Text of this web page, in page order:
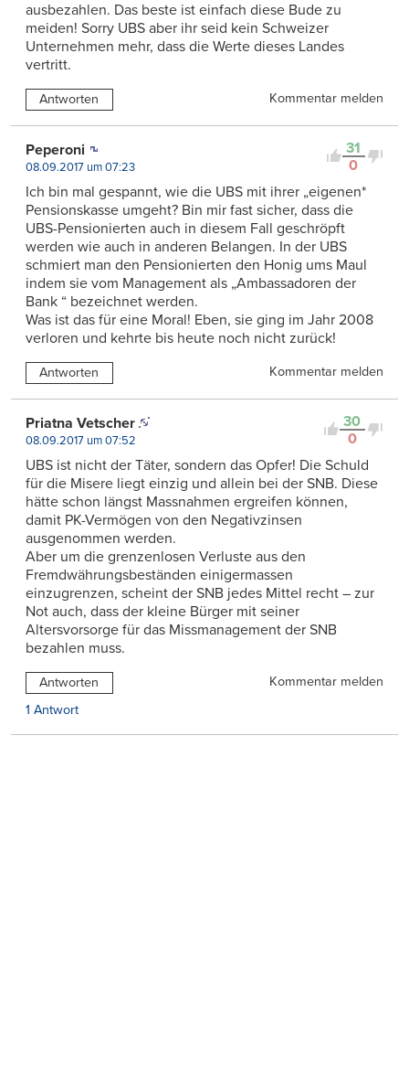
ausbezahlen. Das beste ist einfach diese Bude zu
meiden! Sorry UBS aber ihr seid kein Schweizer
Unternehmen mehr, dass die Werte dieses Landes
vertritt.
Antworten Kommentar melden
31
0
Peperoni
08.09.2017 um 07:23
Ich bin mal gespannt, wie die UBS mit ihrer „eigenen*
Pensionskasse umgeht? Bin mir fast sicher, dass die
UBS-Pensionierten auch in diesem Fall geschröpft
werden wie auch in anderen Belangen. In der UBS
schmiert man den Pensionierten den Honig ums Maul
indem sie vom Management als „Ambassadoren der
Bank “ bezeichnet werden.
Was ist das für eine Moral! Eben, sie ging im Jahr 2008
verloren und kehrte bis heute noch nicht zurück!
Antworten Kommentar melden
30
0
Priatna Vetscher
08.09.2017 um 07:52
UBS ist nicht der Täter, sondern das Opfer! Die Schuld
für die Misere liegt einzig und allein bei der SNB. Diese
hätte schon längst Massnahmen ergreifen können,
damit PK-Vermögen von den Negativzinsen
ausgenommen werden.
Aber um die grenzenlosen Verluste aus den
Fremdwährungsbeständen einigermassen
einzugrenzen, scheint der SNB jedes Mittel recht – zur
Not auch, dass der kleine Bürger mit seiner
Altersvorsorge für das Missmanagement der SNB
bezahlen muss.
Antworten
Kommentar melden
1 Antwort